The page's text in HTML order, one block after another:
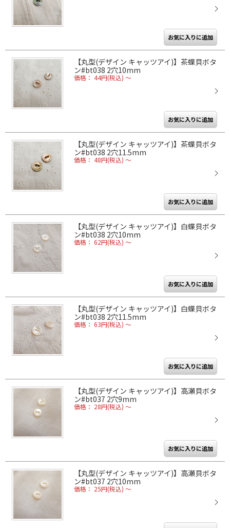
【丸型(デザイン キャッツアイ)】茶蝶貝ボタ
ン#bt038 2穴10mm
価格： 44円(税込) ～
【丸型(デザイン キャッツアイ)】茶蝶貝ボタ
ン#bt038 2穴11.5mm
価格： 48円(税込) ～
【丸型(デザイン キャッツアイ)】白蝶貝ボタ
ン#bt038 2穴10mm
価格： 62円(税込) ～
【丸型(デザイン キャッツアイ)】白蝶貝ボタ
ン#bt038 2穴11.5mm
価格： 63円(税込) ～
【丸型(デザイン キャッツアイ)】高瀬貝ボタ
ン#bt037 2穴9mm
価格： 28円(税込) ～
【丸型(デザイン キャッツアイ)】高瀬貝ボタ
ン#bt037 2穴10mm
価格： 25円(税込) ～